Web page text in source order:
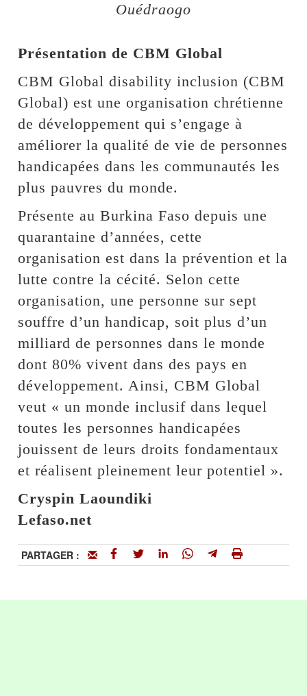
Ouédraogo
Présentation de CBM Global
CBM Global disability inclusion (CBM
Global) est une organisation chrétienne
de développement qui s’engage à
améliorer la qualité de vie de personnes
handicapées dans les communautés les
plus pauvres du monde.
Présente au Burkina Faso depuis une
quarantaine d’années, cette
organisation est dans la prévention et la
lutte contre la cécité. Selon cette
organisation, une personne sur sept
souffre d’un handicap, soit plus d’un
milliard de personnes dans le monde
dont 80% vivent dans des pays en
développement. Ainsi, CBM Global
veut « un monde inclusif dans lequel
toutes les personnes handicapées
jouissent de leurs droits fondamentaux
et réalisent pleinement leur potentiel ».
Cryspin Laoundiki
Lefaso.net
PARTAGER :